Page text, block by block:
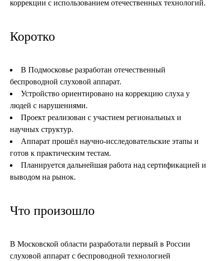
коррекции с использованием отечественных технологий.
Коротко
В Подмосковье разработан отечественный
беспроводной слуховой аппарат.
Устройство ориентировано на коррекцию слуха у
людей с нарушениями.
Проект реализован с участием региональных и
научных структур.
Аппарат прошёл научно-исследовательские этапы и
готов к практическим тестам.
Планируется дальнейшая работа над сертификацией и
выводом на рынок.
Что произошло
В Московской области разработали первый в России
слуховой аппарат с беспроводной технологией